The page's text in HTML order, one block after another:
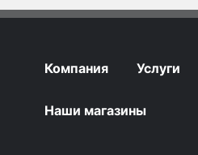
Компания Услуги
Наши магазины